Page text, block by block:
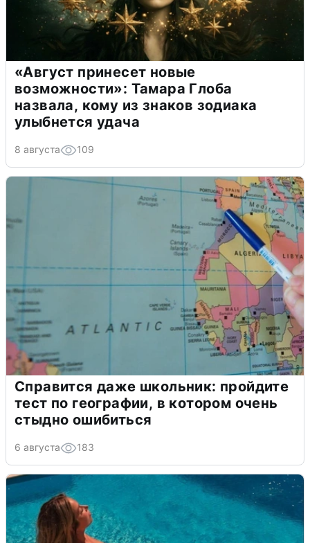
«Август принесет новые
возможности»: Тамара Глоба
назвала, кому из знаков зодиака
улыбнется удача
8 августа 109
Справится даже школьник: пройдите
тест по географии, в котором очень
стыдно ошибиться
6 августа 183